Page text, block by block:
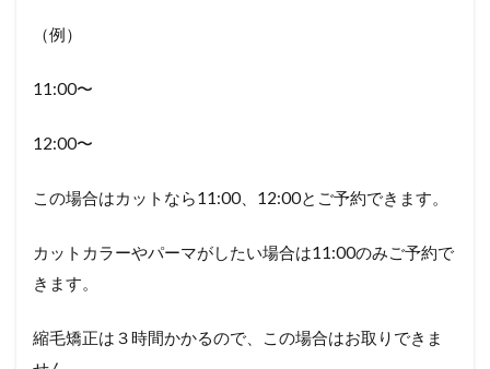
（例）
11:00〜
12:00〜
この場合はカットなら11:00 12:00とご予約できます。
カットカラーやパーマがしたい場合は11:00のみご予約で
きます。
縮毛矯正は３時間かかるので、この場合はお取りできま